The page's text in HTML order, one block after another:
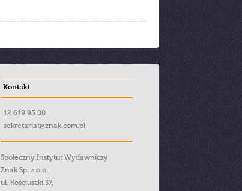
Kontakt:
12 619 95 00
sekretariat@znak.com.pl
Społeczny Instytut Wydawniczy
Znak Sp. z o.o.,
ul. Kościuszki 37,